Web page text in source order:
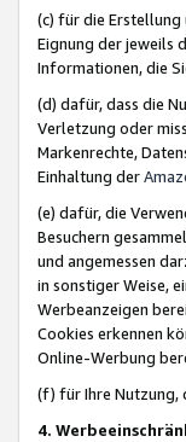
(c) für die
Eignung der jeweils
Informationen, die
(d) dafür, dass die
Verletzung oder
Markenrechte,
Einhaltung der
(e) dafür, die
Besuchern
und angemessen
in sonstiger Weise,
Werbeanzeigen
Cookies erkennen
Online-Werbung
(f) für Ihre Nutzung,
4.